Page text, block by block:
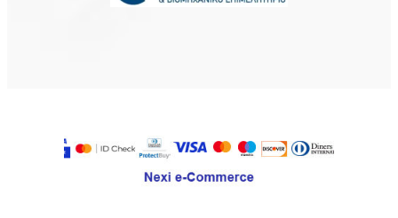
Εγγραφείτε ως εργαζόμενος για να
αναζητήσετε αγγελίες